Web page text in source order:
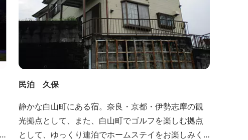
民泊 久保
静かな白山町にある宿。奈良・京都・伊勢志摩の観
光拠点として、また、白山町でゴルフを楽しむ拠点
として、ゆっくり連泊でホームステイをお楽しみく